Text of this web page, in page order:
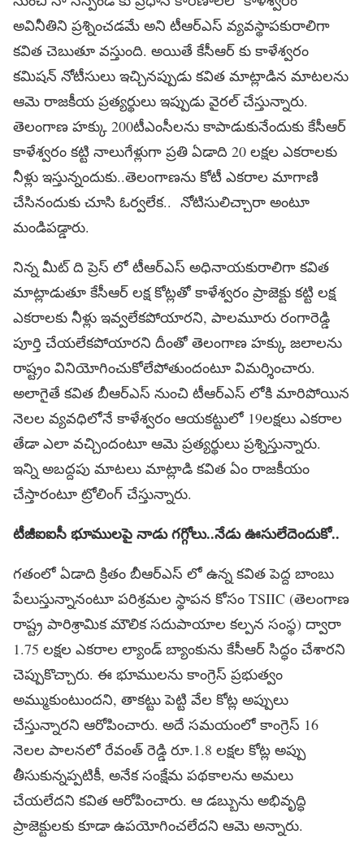
అవినీతిని ప్రశ్నించడమే అని టీఆర్ఎస్ వ్యవస్థాపకురాలిగా
కవిత చెబుతూ వస్తుంది. అయితే కేసీఆర్ కు కాళేశ్వరం
కమిషన్ నోటీసులు ఇచ్చినప్పుడు కవిత మాట్లాడిన మాటలను
ఆమె రాజకీయ ప్రత్యర్థులు ఇప్పుడు వైరల్ చేస్తున్నారు.
తెలంగాణ హక్కు 200టీఎంసీలను కాపాడుకునేందుకు కేసీఆర్
కాళేశ్వరం కట్టి నాలుగేళ్లుగా ప్రతి ఏడాది 20 లక్షల ఎకరాలకు
నీళ్లు ఇస్తున్నందుకు..తెలంగాణను కోటీ ఎకరాల మాగాణి
చేసినందుకు చూసి ఓర్వలేక.. నోటిసులిచ్చారా అంటూ
మండిపడ్డారు.
నిన్న మీట్ ది ప్రెస్ లో టీఆర్ఎస్ అధినాయకురాలిగా కవిత
మాట్లాడుతూ కేసీఆర్ లక్ష కోట్లతో కాళేశ్వరం ప్రాజెక్టు కట్టి లక్ష
ఎకరాలకు నీళ్లు ఇవ్వలేకపోయారని, పాలమూరు రంగారెడ్డి
పూర్తి చేయలేకపోయారని దీంతో తెలంగాణ హక్కు జలాలను
రాష్ట్రం వినియోగించుకోలేపోతుందంటూ విమర్శించారు.
అలాగైతే కవిత బీఆర్ఎస్ నుంచి టీఆర్ఎస్ లోకి మారిపోయిన
నెలల వ్యవధిలోనే కాళేశ్వరం ఆయకట్టులో 19లక్షలు ఎకరాల
తేడా ఎలా వచ్చిందంటూ ఆమె ప్రత్యర్థులు ప్రశ్నిస్తున్నారు.
ఇన్ని అబద్దపు మాటలు మాట్లాడి కవిత ఏం రాజకీయం
చేస్తారంటూ ట్రోలింగ్ చేస్తున్నారు.
టీజీఐఐసీ భూములపై నాడు గగ్గోలు..నేడు ఊసులేదెందుకో..
గతంలో ఏడాది క్రితం బీఆర్ఎస్ లో ఉన్న కవిత పెద్ద బాంబు
పేలుస్తున్నానంటూ పరిశ్రమల స్థాపన కోసం TSIIC (తెలంగాణ
రాష్ట్ర పారిశ్రామిక మౌలిక సదుపాయాల కల్పన సంస్థ) ద్వారా
1.75 లక్షల ఎకరాల ల్యాండ్ బ్యాంకును కేసీఆర్ సిద్ధం చేశారని
చెప్పుకొచ్చారు. ఈ భూములను కాంగ్రెస్ ప్రభుత్వం
అమ్ముకుంటుందని, తాకట్టు పెట్టి వేల కోట్ల అప్పులు
చేస్తున్నారని ఆరోపించారు. అదే సమయంలో కాంగ్రెస్ 16
నెలల పాలనలో రేవంత్ రెడ్డి రూ.1.8 లక్షల కోట్ల అప్పు
తీసుకున్నప్పటికీ, అనేక సంక్షేమ పథకాలను అమలు
చేయలేదని కవిత ఆరోపించారు. ఆ డబ్బును అభివృద్ధి
ప్రాజెక్టులకు కూడా ఉపయోగించలేదని ఆమె అన్నారు.